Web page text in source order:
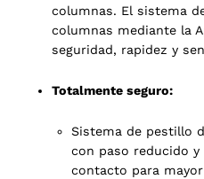
columnas. El sistema
columnas mediante la
seguridad, rapidez y
Totalmente seguro:
Sistema de pestillo
con paso reducido y
contacto para